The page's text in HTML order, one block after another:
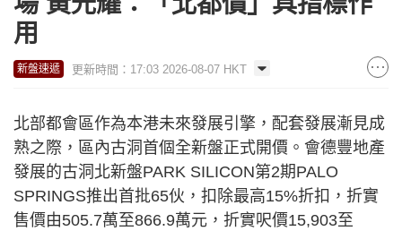
用
新盤速遞 更新時間：17:03 2026-08-07 HKT
北部都會區作為本港未來發展引擎，配套發展漸見成
熟之際，區內古洞首個全新盤正式開價。會德豐地產
發展的古洞北新盤PARK SILICON第2期PALO
SPRINGS推出首批65伙，扣除最高15%折扣，折實
售價由505.7萬至866.9萬元，折實呎價15,903至